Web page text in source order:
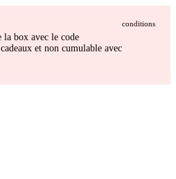
conditions
la box avec le code
et non cumulable avec